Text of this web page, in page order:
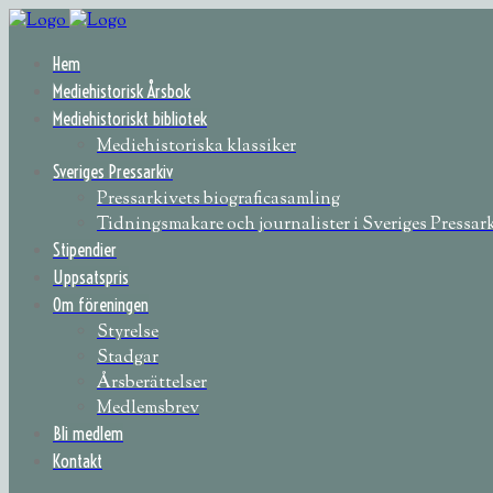
Hem
Mediehistorisk Årsbok
Mediehistoriskt bibliotek
Mediehistoriska klassiker
Sveriges Pressarkiv
Pressarkivets biograficasamling
Tidningsmakare och journalister i Sveriges
Stipendier
Uppsatspris
Om föreningen
Styrelse
Stadgar
Årsberättelser
Medlemsbrev
Bli medlem
Kontakt